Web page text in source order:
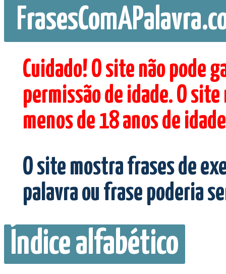
Cuidado! O site não pode
permissão de idade. O
menos de 18 anos de
O site mostra frases de
palavra ou frase poderia
Índice alfabético